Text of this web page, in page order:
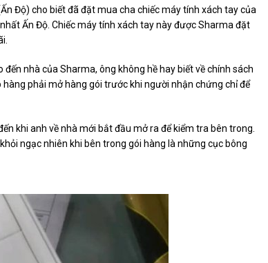
Độ) cho biết đã đặt mua cha chiếc máy tính xách tay của
Ấn Độ. Chiếc máy tính xách tay này được Sharma đặt
nhà của Sharma, ông không hề hay biết về chính sách
phải mở hàng gói trước khi người nhận chứng chỉ để
khi anh về nhà mới bắt đầu mở ra để kiểm tra bên trong.
ngạc nhiên khi bên trong gói hàng là những cục bông